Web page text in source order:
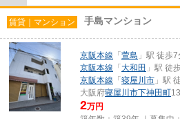
賃貸｜マンション 手島マンション
京阪本線 「 萱島 」駅 徒歩7
京阪本線 「 大和田 」駅 徒
京阪本線 「 寝屋川市 」駅
大阪府寝屋川市下神田町
2万円